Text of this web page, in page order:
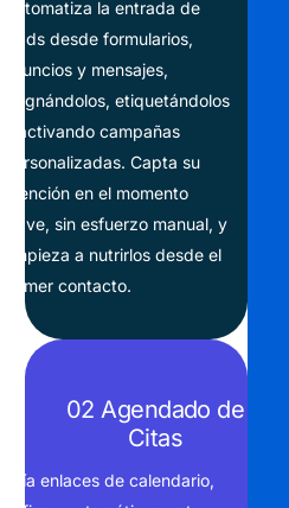
Automatiza la entrada de
leads desde formularios,
anuncios y mensajes,
asignándolos, etiquetándolos
y activando campañas
personalizadas. Capta su
atención en el momento
clave, sin esfuerzo manual, y
empieza a nutrirlos desde el
primer contacto.
02 Agendado de
Citas
enlaces de calendario,